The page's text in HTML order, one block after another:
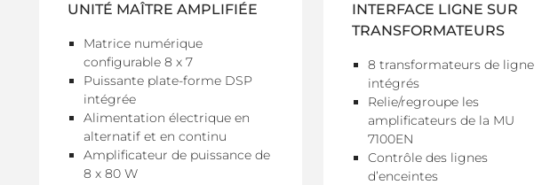
UNITÉ MAÎTRE AMPLIFIÉE
Matrice numérique
configurable 8 x 7
Puissante plate-forme DSP
intégrée
Alimentation électrique en
alternatif et en continu
Amplificateur de puissance de
8 x 80 W
INTERFACE LIGNE SUR
TRANSFORMATEURS
8 transformateurs de ligne
intégrés
Relie/regroupe les
amplificateurs de la MU
7100EN
Contrôle des lignes
d’enceintes